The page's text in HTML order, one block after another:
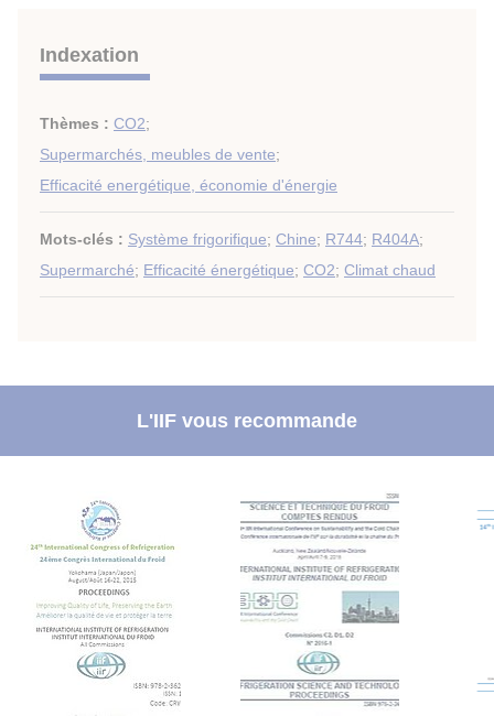
Indexation
Thèmes : CO2;
Supermarchés, meubles de vente;
Efficacité energétique, économie d'énergie
Mots-clés : Système frigorifique; Chine; R744; R404A;
Supermarché; Efficacité énergétique; CO2; Climat chaud
L'IIF vous recommande